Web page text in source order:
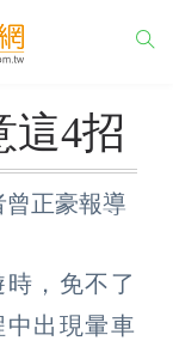
4招
正豪報導
，免不了
出現暈車